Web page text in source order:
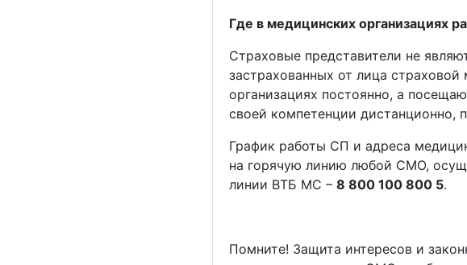
Где в медицинских организациях
Страховые представители не
застрахованных от лица
организациях постоянно, а
своей компетенции дистанционно,
График работы СП и адреса
на горячую линию любой СМО,
линии ВТБ МС – 8 800 100 800 5.
Помните! Защита интересов и